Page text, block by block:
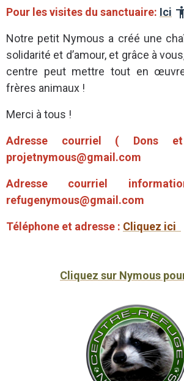
Pour les visites du sanctuaire: Ici
Notre petit Nymous a créé une
solidarité et d’amour, et grâce à
centre peut mettre tout en
frères animaux !
Merci à tous !
Adresse courriel ( Dons
projetnymous@gmail.com
Adresse courriel
refugenymous@gmail.com
Téléphone et adresse : Cliquez ici
Cliquez sur Nymous